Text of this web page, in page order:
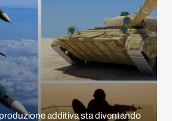
additiva sta diventando